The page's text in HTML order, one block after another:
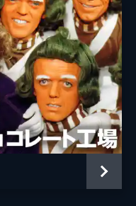
ナターシャ・ロスウェル
ラキー・サクラー
リッチ・フルチャー
コブナ・ホルドブルック＝スミス
コリン・オブライエン
ミセス・スクラビット オリヴィア・コールマン